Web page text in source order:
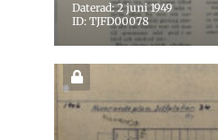
Daterad: 2 juni 1949
ID: TJFD00078